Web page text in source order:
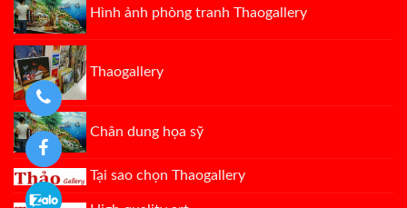
Hình ảnh phòng tranh Thaogallery
Thaogallery
Chân dung họa sỹ
Tại sao chọn Thaogallery